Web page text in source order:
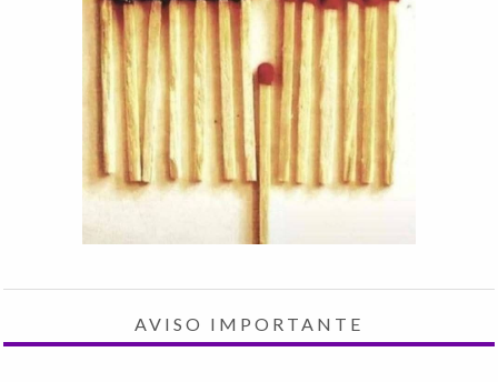
AVISO IMPORTANTE